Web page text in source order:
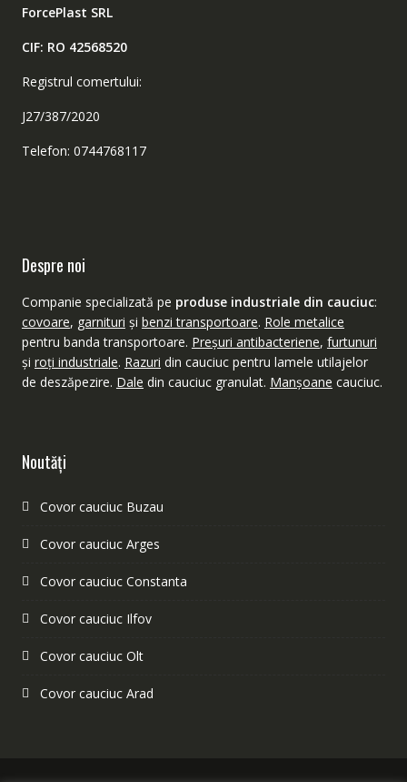
ForcePlast SRL
CIF: RO 42568520
Registrul comertului:
J27/387/2020
Telefon: 0744768117
Despre noi
Companie specializată pe produse industriale din cauciuc:
covoare, garnituri şi benzi transportoare. Role metalice
pentru banda transportoare. Preşuri antibacteriene, furtunuri
şi roţi industriale. Razuri din cauciuc pentru lamele utilajelor
de deszăpezire. Dale din cauciuc granulat. Manşoane cauciuc.
Noutăţi
Covor cauciuc Buzau
Covor cauciuc Arges
Covor cauciuc Constanta
Covor cauciuc Ilfov
Covor cauciuc Olt
Covor cauciuc Arad